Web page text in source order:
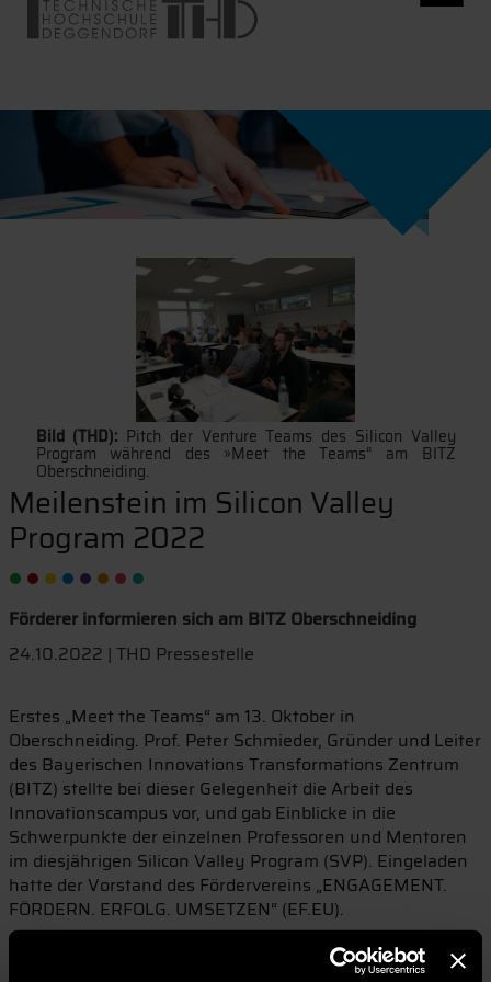
Bild (THD): Pitch der Venture Teams des Silicon Valley
Program während des »Meet the Teams“ am BITZ
Oberschneiding.
Meilenstein im Silicon Valley
Program 2022
Förderer informieren sich am BITZ Oberschneiding
24.10.2022 | THD Pressestelle
Erstes „Meet the Teams“ am 13. Oktober in
Oberschneiding. Prof. Peter Schmieder, Gründer und Leiter
des Bayerischen Innovations Transformations Zentrum
(BITZ) stellte bei dieser Gelegenheit die Arbeit des
Innovationscampus vor, und gab Einblicke in die
Schwerpunkte der einzelnen Professoren und Mentoren
im diesjährigen Silicon Valley Program (SVP). Eingeladen
hatte der Vorstand des Fördervereins „ENGAGEMENT.
FÖRDERN. ERFOLG. UMSETZEN“ (EF.EU).
Die Mitglieder des Fördervereins hatten exklusiv die
Möglichkeit, die Gründenden im SVP der Technischen